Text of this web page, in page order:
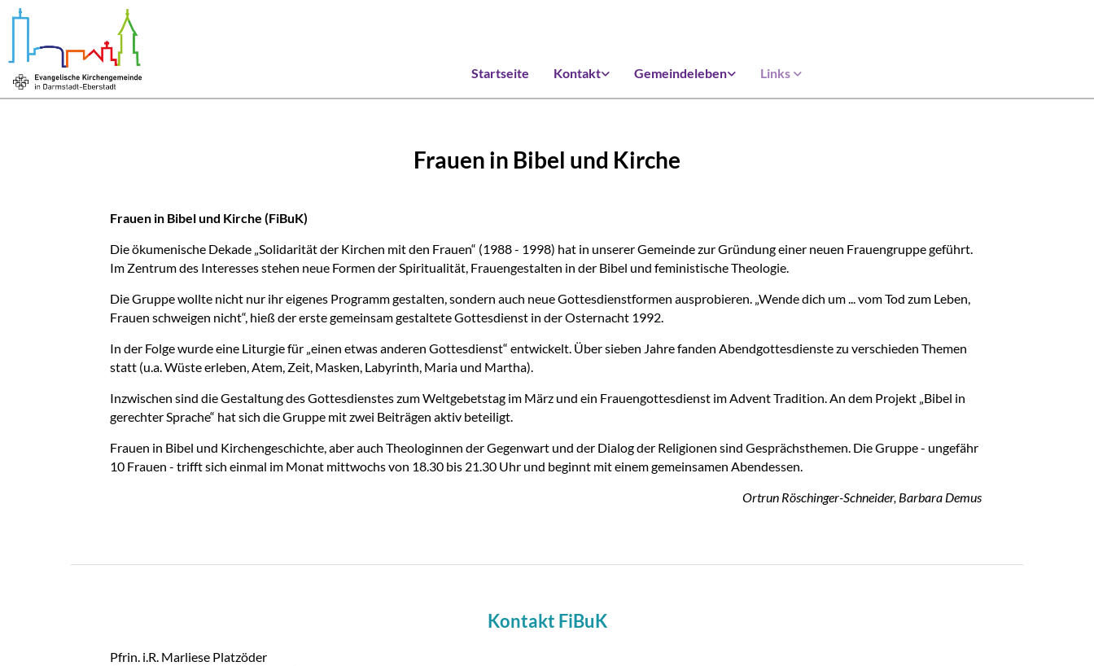
Startseite Kontakt Gemeindeleben Links
Frauen in Bibel und Kirche
Frauen in Bibel und Kirche (FiBuK)
Die ökumenische Dekade „Solidarität der Kirchen mit den Frauen“ (1988 - 1998) hat in unserer Gemeinde zur Gründung einer neuen Frauengruppe geführt.
Im Zentrum des Interesses stehen neue Formen der Spiritualität, Frauengestalten in der Bibel und feministische Theologie.
Die Gruppe wollte nicht nur ihr eigenes Programm gestalten, sondern auch neue Gottesdienstformen ausprobieren. „Wende dich um ... vom Tod zum Leben,
Frauen schweigen nicht“, hieß der erste gemeinsam gestaltete Gottesdienst in der Osternacht 1992.
In der Folge wurde eine Liturgie für „einen etwas anderen Gottesdienst“ entwickelt. Über sieben Jahre fanden Abendgottesdienste zu verschieden Themen
statt (u.a. Wüste erleben, Atem, Zeit, Masken, Labyrinth, Maria und Martha).
Inzwischen sind die Gestaltung des Gottesdienstes zum Weltgebetstag im März und ein Frauengottesdienst im Advent Tradition. An dem Projekt „Bibel in
gerechter Sprache“ hat sich die Gruppe mit zwei Beiträgen aktiv beteiligt.
Frauen in Bibel und Kirchengeschichte, aber auch Theologinnen der Gegenwart und der Dialog der Religionen sind Gesprächsthemen. Die Gruppe - ungefähr
10 Frauen - trifft sich einmal im Monat mittwochs von 18.30 bis 21.30 Uhr und beginnt mit einem gemeinsamen Abendessen.
Ortrun Röschinger-Schneider, Barbara Demus
Kontakt FiBuK
Pfrin. i.R. Marliese Platzöder